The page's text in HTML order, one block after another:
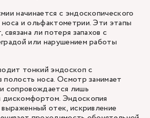
начинается с эндоскопического
и ольфактометрии. Эти этапы
ли потеря запахов с
или нарушением работы
тонкий эндоскоп с
полость носа. Осмотр занимает
сопровождается лишь
дискомфортом. Эндоскопия
отек, искривление